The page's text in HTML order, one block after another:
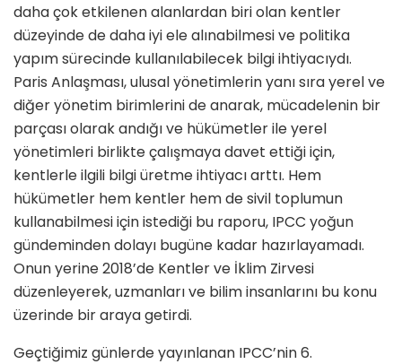
daha çok etkilenen alanlardan biri olan kentler
düzeyinde de daha iyi ele alınabilmesi ve politika
yapım sürecinde kullanılabilecek bilgi ihtiyacıydı.
Paris Anlaşması, ulusal yönetimlerin yanı sıra yerel ve
diğer yönetim birimlerini de anarak, mücadelenin bir
parçası olarak andığı ve hükümetler ile yerel
yönetimleri birlikte çalışmaya davet ettiği için,
kentlerle ilgili bilgi üretme ihtiyacı arttı. Hem
hükümetler hem kentler hem de sivil toplumun
kullanabilmesi için istediği bu raporu, IPCC yoğun
gündeminden dolayı bugüne kadar hazırlayamadı.
Onun yerine 2018’de Kentler ve İklim Zirvesi
düzenleyerek, uzmanları ve bilim insanlarını bu konu
üzerinde bir araya getirdi.
Geçtiğimiz günlerde yayınlanan IPCC’nin 6.